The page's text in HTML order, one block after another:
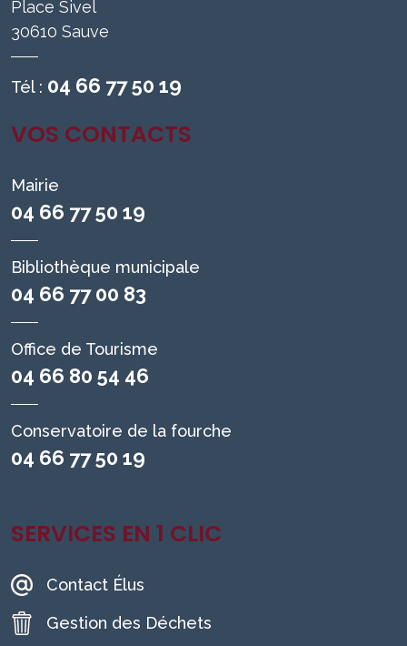
Place Sivel
30610 Sauve
Tél : 04 66 77 50 19
VOS CONTACTS
Mairie
04 66 77 50 19
Bibliothèque municipale
04 66 77 00 83
Office de Tourisme
04 66 80 54 46
Conservatoire de la fourche
04 66 77 50 19
SERVICES EN 1 CLIC
Contact Élus
Gestion des Déchets